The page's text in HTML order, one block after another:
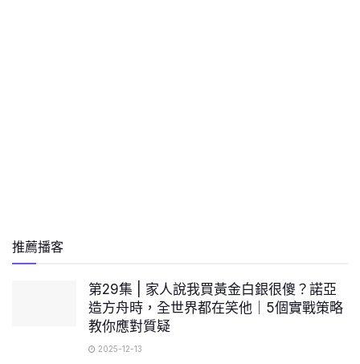
推薦播客
第29集 | 家人說我買黃金白銀很傻？諾亞
造方舟時，全世界都在笑他｜5個實戰策略
教你應對質疑
2025-12-13